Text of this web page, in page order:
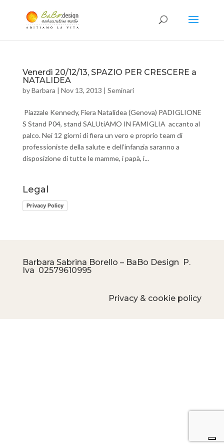
Venerdì 20/12/13, SPAZIO PER CRESCERE a
NATALIDEA
byBarbara | Nov 13, 2013 | Seminari
Piazzale Kennedy, Fiera Natalidea (Genova) PADIGLIONE
S Stand P04, stand SALUtiAMO IN FAMIGLIA accanto al
palco. Nei 12 giorni di fiera un vero e proprio team di
professioniste della salute e dell’infanzia saranno a
disposizione di tutte le mamme, i papà, i...
Legal
Privacy Policy
Barbara Sabrina Borello – BaBo Design P.
Iva 02579610995
Privacy & cookie policy